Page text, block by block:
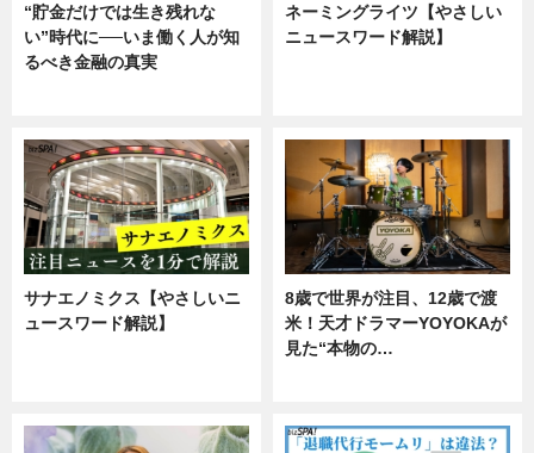
“貯金だけでは生き残れな
い”時代に──いま働く人が知
るべき金融の真実
ネーミングライツ【やさしい
ニュースワード解説】
サナエノミクス【やさしいニ
ュースワード解説】
8歳で世界が注目、12歳で渡
米！天才ドラマーYOYOKAが
見た“本物の…